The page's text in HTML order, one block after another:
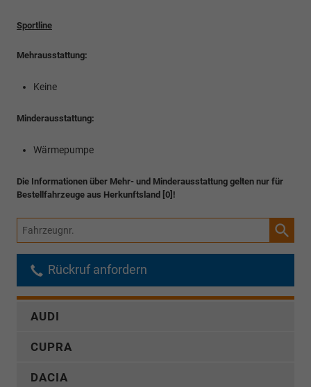
Sportline
Mehrausstattung:
Keine
Minderausstattung:
Wärmepumpe
Die Informationen über Mehr- und Minderausstattung gelten nur für
Bestellfahrzeuge aus Herkunftsland [0]!
Fahrzeugnr.
Rückruf anfordern
AUDI
CUPRA
DACIA